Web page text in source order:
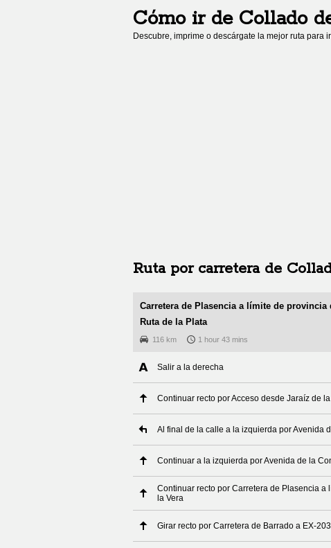
Cómo ir de Collado
Descubre, imprime o descárgate la mejor ruta para
Ruta por carretera de
Carretera de Plasencia a límite de
Ruta de la Plata
116 km 1 hour 43 mins
Salir a la derecha
Continuar recto por Acceso desde Jaraíz de
Al final de la calle a la izquierda por Avenida
Continuar a la izquierda por Avenida de la
Continuar recto por Carretera de Plasencia a
la Vera
Girar recto por Carretera de Barrado a EX-